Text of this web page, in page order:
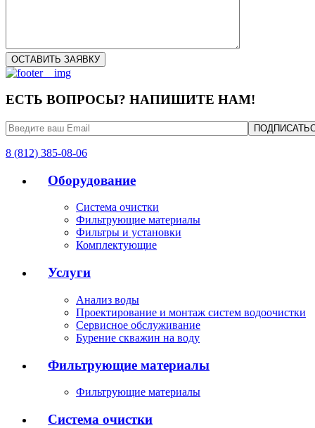
ЕСТЬ ВОПРОСЫ? НАПИШИТЕ НАМ!
8 (812) 385-08-06
Оборудование
Система очистки
Фильтрующие материалы
Фильтры и установки
Комплектующие
Услуги
Анализ воды
Проектирование и монтаж систем водоочистки
Сервисное обслуживание
Бурение скважин на воду
Фильтрующие материалы
Фильтрующие материалы
Система очистки